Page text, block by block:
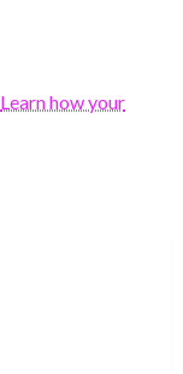
Learn how your